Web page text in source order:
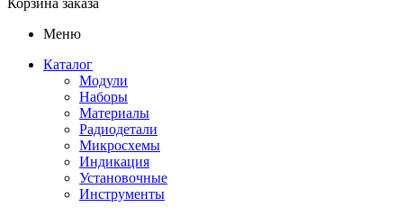
Корзина заказа
Меню
Каталог
Модули
Наборы
Материалы
Радиодетали
Микросхемы
Индикация
Установочные
Инструменты